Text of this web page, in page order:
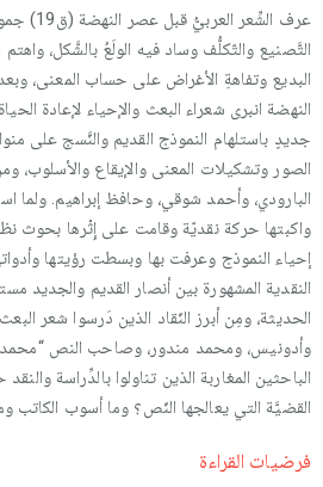
عرف الشِّعر
التَّصنيع والتّكلُّف وساد فيه الولَعُ بالشَّكل،
البديع وتفاهةِ الأغراض على حساب المعنى،
النهضة انبرى شعراء البعث والإحياء لإعادة
جديدٍ باستلهام النموذج القديم والنَّسج على
الصور وتشكيلات المعنى والإيقاع والأسلوب،
البارودي، وأحمد شوقي، وحافظ إبراهيم. ولما
واكبتها حركة نقديّة وقامت على إِثْرها بحوث
إحياء النموذج وعرفت بها وبسطت رؤيتها
النقدية المشهورة بين أنصار القديم والجديد
الحديثة، ومِن أبرز النّقاد الذين دَرسوا شعر
وأدونيس، ومحمد مندور، وصاحب النص “محمد
الباحثين المغاربة الذين تناولوا بالدِّراسة
القضيَّة التي يعالجها النّص؟ وما أسوب الكاتب
فرضيات القراءة